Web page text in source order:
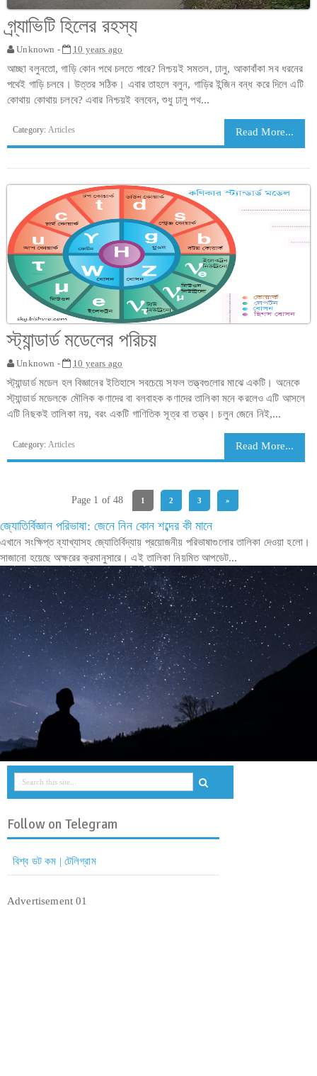
গ্র্যাভিটি হিলের রহস্য
Unknown - 10 years ago
আচ্ছা বলুনতো, গাড়ি কোন পথে চলতে পারে? নিশ্চয়ই সমতল, ঢালু, আকাবাঁকা সব ধরনের
পথেই গাড়ি চলবে। উত্তর সঠিক। এবার তাহলে বলুন, গাড়ির ইন্জিন বন্ধ করে দিলে এটি
কোথায় কোথায় চলবে? এবার নিশ্চয়ই বলবেন, শুধু ঢালু পথ...
Category: Articles Read More...
স্ট্যান্ডার্ড মডেলের পরিচয়
Unknown - 10 years ago
স্ট্যান্ডার্ড মডেল হল বিজ্ঞানের ইতিহাসে সবচেয়ে সফল তত্ত্বগুলোর মাঝে একটি। অনেকে
স্ট্যান্ডার্ড মডেলকে মৌলিক কণাদের বা বলবাহক কণাদের তালিকা মনে করলেও এটি আসলে
এটি নিছকই তালিকা নয়, বরং একটি গাণিতিক সূত্র বা তত্ত্ব। চলুন জেনে নিই,...
Category: Articles Read More...
Page 1 of 48 1 2 3 »
জ্যোতির্বিজ্ঞান পরিভাষা: জেনে নিন কোন শব্দের কী মানে
এখানে সংক্ষিপ্ত ব্যাখ্যাসহ জ্যোতির্বিদ্যায় প্রয়োজনীয় পরিভাষাগুলোর তালিকা দেওয়া হলো।
সাজানো হয়েছে অক্ষরের ক্রমানুসারে। এই তালিকা নিয়মিত আপডেট...
Follow on Telegram
বিশ্ব ডট কম | টেলিগ্রাম
Advertisement 01